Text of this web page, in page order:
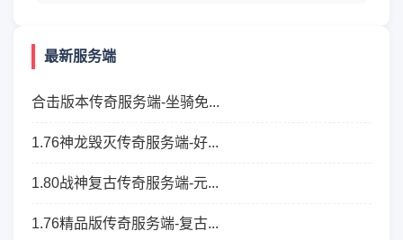
最新服务端
合击版本传奇服务端-坐骑免...
1.76神龙毁灭传奇服务端-好...
1.80战神复古传奇服务端-元...
1.76精品版传奇服务端-复古...